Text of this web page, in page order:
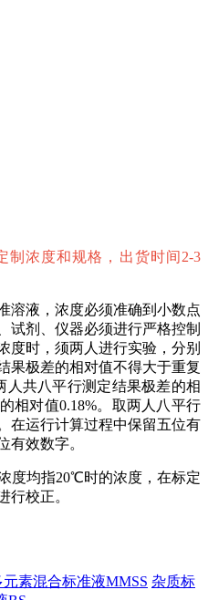
制浓度和规格，出货时间2-3
溶液，浓度必须准确到小数点
试剂、仪器必须进行严格控制
度时，须两人进行实验，分别
果极差的相对值不得大于重复
人共八平行测定结果极差的相
相对值0.18%。取两人八平行
在运行计算过程中保留五位有
有效数字。
度均指20℃时的浓度，在标定
行校正。
元素混合标准液MMSS 杂质标